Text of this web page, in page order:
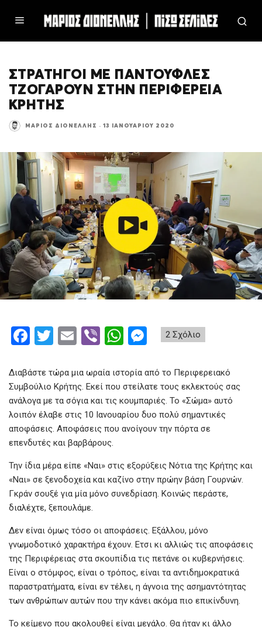
ΣΤΡΑΤΗΓΟΙ ΜΕ ΠΑΝΤΟΥΦΛΕΣ
ΤΖΟΓΑΡΟΥΝ ΣΤΗΝ ΠΕΡΙΦΕΡΕΙΑ
ΚΡΗΤΗΣ
ΜΆΡΙΟΣ ΔΙΟΝΈΛΛΗΣ · 13 ΙΑΝΟΥΑΡΊΟΥ 2020
2 Σχόλιο
F
ce
b
o
o
k
T
tt
er
E
ail
Vi
er
W
at
s
A
p
se
n
g
er
Διαβάστε τώρα μια ωραία ιστορία από το Περιφερειακό
Συμβούλιο Κρήτης. Εκεί που στείλατε τους εκλεκτούς σας
ανάλογα με τα σόγια και τις κουμπαριές. Το «Σώμα» αυτό
λοιπόν έλαβε στις 10 Ιανουαρίου δυο πολύ σημαντικές
αποφάσεις. Αποφάσεις που ανοίγουν την πόρτα σε
επενδυτές και βαρβάρους.
Την ίδια μέρα είπε «Ναι» στις εξορύξεις Νότια της Κρήτης και
«Ναι» σε ξενοδοχεία και καζίνο στην πρώην βάση Γουρνών.
Γκράν σουξέ για μία μόνο συνεδρίαση. Κοινώς περάστε,
διαλέχτε, ξεπουλάμε.
Δεν είναι όμως τόσο οι αποφάσεις. Εξάλλου, μόνο
γνωμοδοτικό χαρακτήρα έχουν. Ετσι κι αλλιώς τις αποφάσεις
της Περιφέρειας στα σκουπίδια τις πετάνε οι κυβερνήσεις.
Είναι ο στόμφος, είναι ο τρόπος, είναι τα αντιδημοκρατικά
παραστρατήματα, είναι εν τέλει, η άγνοια της ασημαντότητας
των ανθρώπων αυτών που την κάνει ακόμα πιο επικίνδυνη.
Το κείμενο που ακολουθεί είναι μεγάλο. Θα ήταν κι άλλο